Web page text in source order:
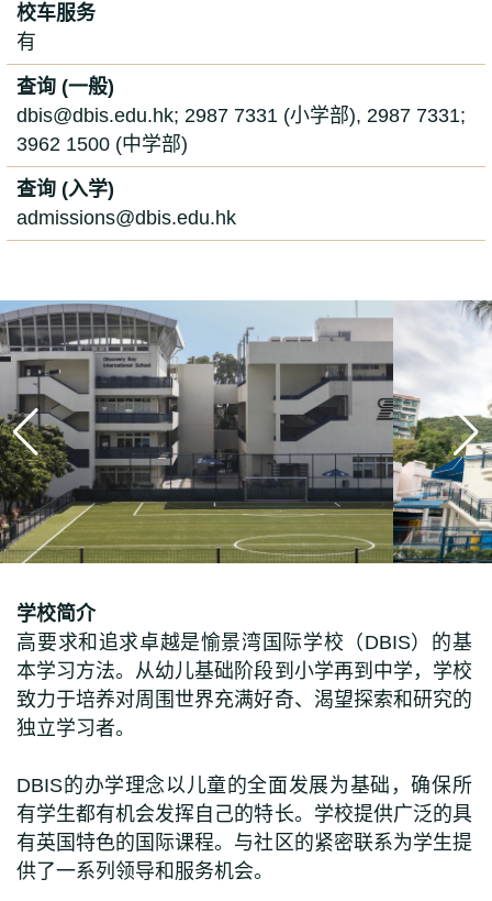
校车服务
有
查询 (一般)
dbis@dbis.edu.hk; 2987 7331 (小学部), 2987 7331;
3962 1500 (中学部)
查询 (入学)
admissions@dbis.edu.hk
学校简介
高要求和追求卓越是愉景湾国际学校（DBIS）的基
本学习方法。从幼儿基础阶段到小学再到中学，学校
致力于培养对周围世界充满好奇、渴望探索和研究的
独立学习者。
DBIS的办学理念以儿童的全面发展为基础，确保所
有学生都有机会发挥自己的特长。学校提供广泛的具
有英国特色的国际课程。与社区的紧密联系为学生提
供了一系列领导和服务机会。